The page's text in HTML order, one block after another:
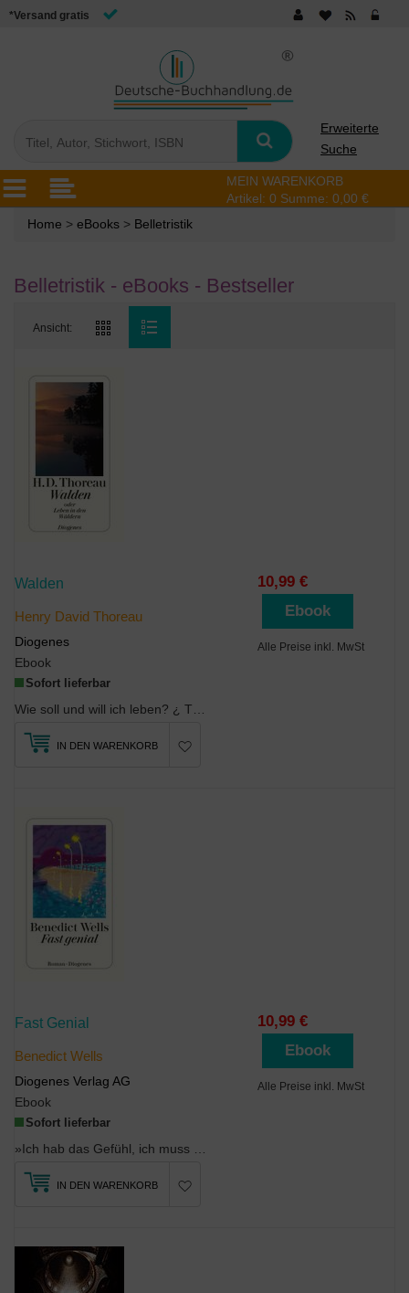
*Versand gratis
Erweiterte
Suche
MEIN WARENKORB
Artikel: 0 Summe: 0,00 €
Home > eBooks > Belletristik
Belletristik - eBooks - Bestseller
Ansicht:
Walden
Henry David Thoreau
Diogenes
Ebook
Sofort lieferbar
10,99 €
Ebook
Alle Preise inkl. MwSt
IN DEN WARENKORB
Fast Genial
Benedict Wells
Diogenes Verlag AG
Ebook
Sofort lieferbar
10,99 €
Ebook
Alle Preise inkl. MwSt
IN DEN WARENKORB